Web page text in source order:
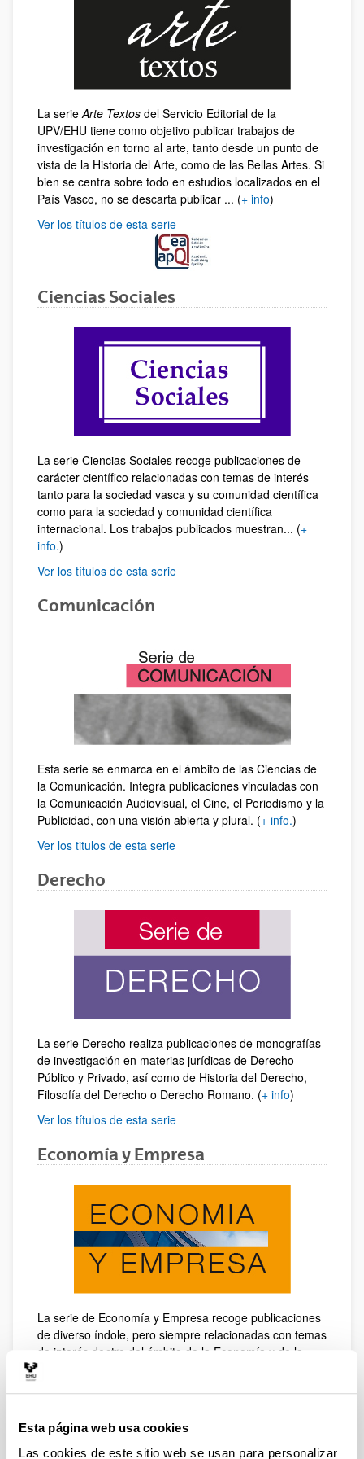
Esta página web usa cookies
Las cookies de este sitio web se usan para personalizar
La serieArte Textos del Servicio Editorial de la
UPV/EHU tiene como objetivo publicar trabajos de
investigación en torno al arte, tanto desde un punto de
vista de la Historia del Arte, como de las Bellas Artes. Si
bien se centra sobre todo en estudios localizados en el
País Vasco, no se descarta publicar ... (+ info)
Ver los títulos de esta serie
Ciencias Sociales
La serie Ciencias Sociales recoge publicaciones de
carácter científico relacionadas con temas de interés
tanto para la sociedad vasca y su comunidad científica
como para la sociedad y comunidad científica
internacional. Los trabajos publicados muestran... (+
info.)
Ver los títulos de esta serie
Comunicación
Esta serie se enmarca en el ámbito de las Ciencias de
la Comunicación. Integra publicaciones vinculadas con
la Comunicación Audiovisual, el Cine, el Periodismo y la
Publicidad, con una visión abierta y plural. (+ info.)
Ver los titulos de esta serie
Derecho
La serie Derecho realiza publicaciones de monografías
de investigación en materias jurídicas de Derecho
Público y Privado, así como de Historia del Derecho,
Filosofía del Derecho o Derecho Romano. (+ info)
Ver los títulos de esta serie
Economía y Empresa
La serie de Economía y Empresa recoge publicaciones
de diverso índole, pero siempre relacionadas con temas
de interés dentro del ámbito de la Economía y de la
Administración y Dirección Empresarial, así como del
Educación y Psicología